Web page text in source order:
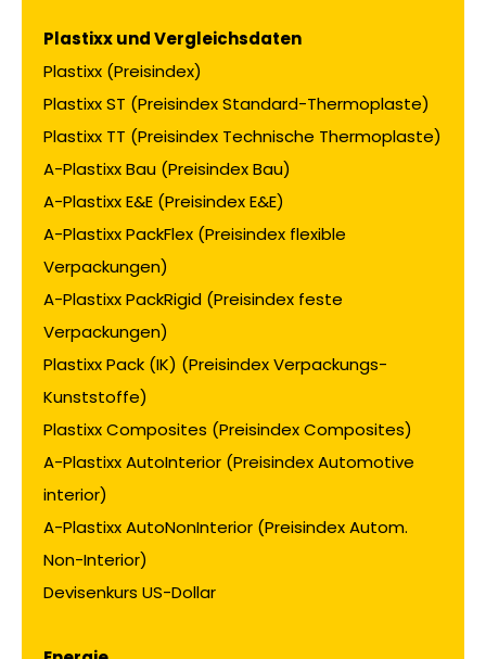
Plastixx und Vergleichsdaten
Plastixx (Preisindex)
Plastixx ST (Preisindex Standard-Thermoplaste)
Plastixx TT (Preisindex Technische Thermoplaste)
A-Plastixx Bau (Preisindex Bau)
A-Plastixx E&E (Preisindex E&E)
A-Plastixx PackFlex (Preisindex flexible
Verpackungen)
A-Plastixx PackRigid (Preisindex feste
Verpackungen)
Plastixx Pack (IK) (Preisindex Verpackungs-
Kunststoffe)
Plastixx Composites (Preisindex Composites)
A-Plastixx AutoInterior (Preisindex Automotive
interior)
A-Plastixx AutoNonInterior (Preisindex Autom.
Non-Interior)
Devisenkurs US-Dollar